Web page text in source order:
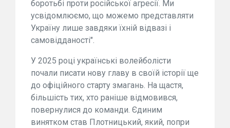
боротьбі проти російської агресії. Ми
усвідомлюємо, що можемо представляти
Україну лише завдяки їхній відвазі і
самовідданості".
У 2025 році українські волейболісти
почали писати нову главу в своїй історії ще
до офіційного старту змагань. На щастя,
більшість тих, хто раніше відмовився,
повернулися до команди. Єдиним
винятком став Плотницький, який, попри